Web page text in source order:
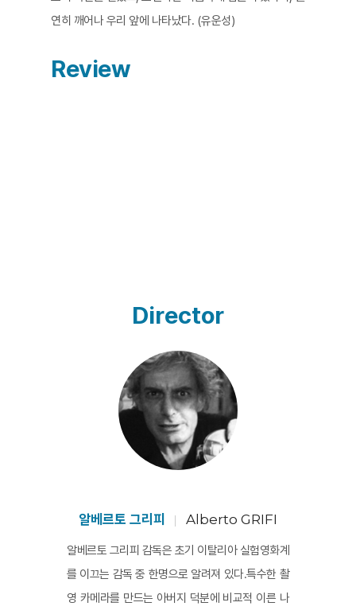
연히 깨어나 우리 앞에 나타났다. (유운성)​
Review
Director
알베르토 그리피 Alberto GRIFI
알베르토 그리피 감독은 초기 이탈리아 실험영화계
를 이끄는 감독 중 한명으로 알려져 있다.특수한 촬
영 카메라를 만드는 아버지 덕분에 비교적 이른 나